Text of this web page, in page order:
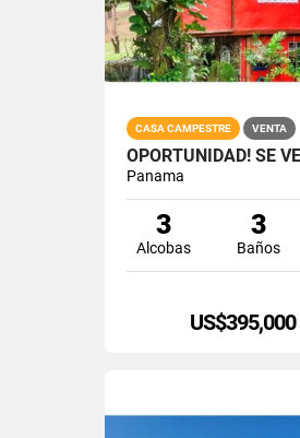
CASA CAMPESTRE VENTA
Panama
3
Alcobas
3
Baños
US$395,000